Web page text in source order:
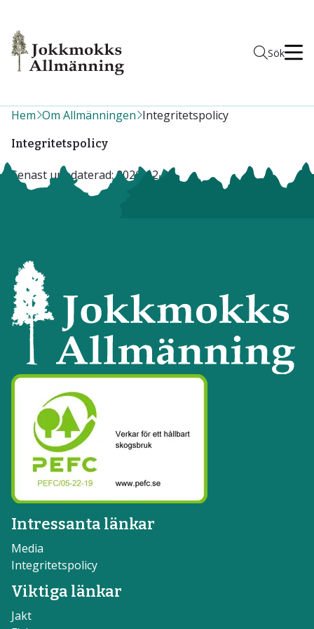
Sök
Hem Om Allmänningen Integritetspolicy
Integritetspolicy
Senast uppdaterad:2026-02-06
Intressanta länkar
Media
Integritetspolicy
Viktiga länkar
Jakt